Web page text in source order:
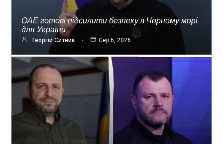
ОАЕ готові підсилити безпеку в Чорному морі
для України
Георгій Ситник Сер 6, 2026